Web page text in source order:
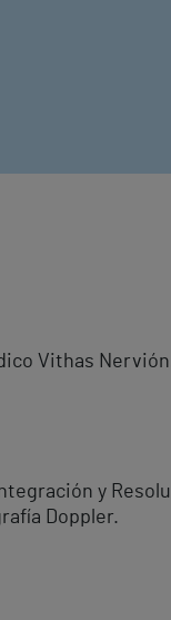
Vithas
y
Doppler.